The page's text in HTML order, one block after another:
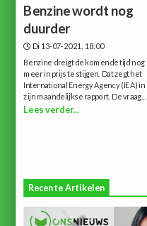
Benzine wordt nog
duurder
Di 13-07-2021, 18:00
Benzine dreigt de komende tijd nog
meer in prijs te stijgen. Dat zegt het
International Energy Agency (IEA) in
zijn maandelijkse rapport. De vraag...
Lees verder...
Recente Artikelen